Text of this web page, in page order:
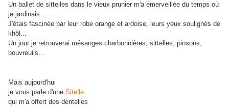
Un ballet de sittelles dans le vieux prunier m'a émerveillée du temps où
je jardinais...
J'étais fascinée par leur robe orange et ardoise, leurs yeux soulignés de
khôl...
Un jour je retrouverai mésanges charbonnières, sittelles, pinsons,
bouvreuils...
Mais aujourd'hui
je vous parle d'une Sitelle
qui m'a offert des dentelles